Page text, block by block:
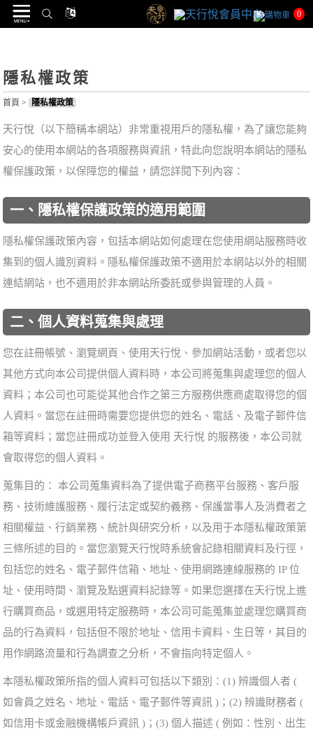
0
隱私權政策
首頁 > 隱私權政策
天行悅（以下簡稱本網站）非常重視用戶的隱私權，為了讓您能夠
安心的使用本網站的各項服務與資訊，特此向您說明本網站的隱私
權保護政策，以保障您的權益，請您詳閱下列內容：
一、隱私權保護政策的適用範圍
隱私權保護政策內容，包括本網站如何處理在您使用網站服務時收
集到的個人識別資料。隱私權保護政策不適用於本網站以外的相關
連結網站，也不適用於非本網站所委託或參與管理的人員。
二、個人資料蒐集與處理
您在註冊帳號、瀏覽網頁、使用天行悅、參加網站活動，或者您以
其他方式向本公司提供個人資料時，本公司將蒐集與處理您的個人
資料；本公司也可能從其他合作之第三方服務供應商處取得您的個
人資料。當您在註冊時需要您提供您的姓名、電話、及電子郵件信
箱等資料；當您註冊成功並登入使用 天行悅 的服務後，本公司就
會取得您的個人資料。
蒐集目的： 本公司蒐集資料為了提供電子商務平台服務、客戶服
務、技術維護服務、履行法定或契約義務、保護當事人及消費者之
相關權益、行銷業務、統計與研究分析，以及用于本隱私權政策第
三條所述的目的。當您瀏覽天行悅時系統會記錄相關資料及行徑，
包括您的姓名、電子郵件信箱、地址、使用網路連線服務的 IP 位
址、使用時間、瀏覽及點選資料記錄等。如果您選擇在天行悅上進
行購買商品，或選用特定服務時，本公司可能蒐集並處理您購買商
品的行為資料，包括但不限於地址、信用卡資料、生日等，其目的
用作網路流量和行為調查之分析，不會指向特定個人。
本隱私權政策所指的個人資料可包括以下類別：(1) 辨識個人者 (
如會員之姓名、地址、電話、電子郵件等資訊 )；(2) 辨識財務者 (
如信用卡或金融機構帳戶資訊 )；(3) 個人描述 ( 例如：性別、出生